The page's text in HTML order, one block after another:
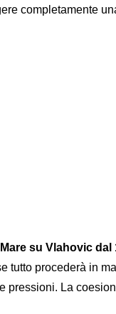
completamente
su Vlahovic dal
tutto procederà in
pressioni. La